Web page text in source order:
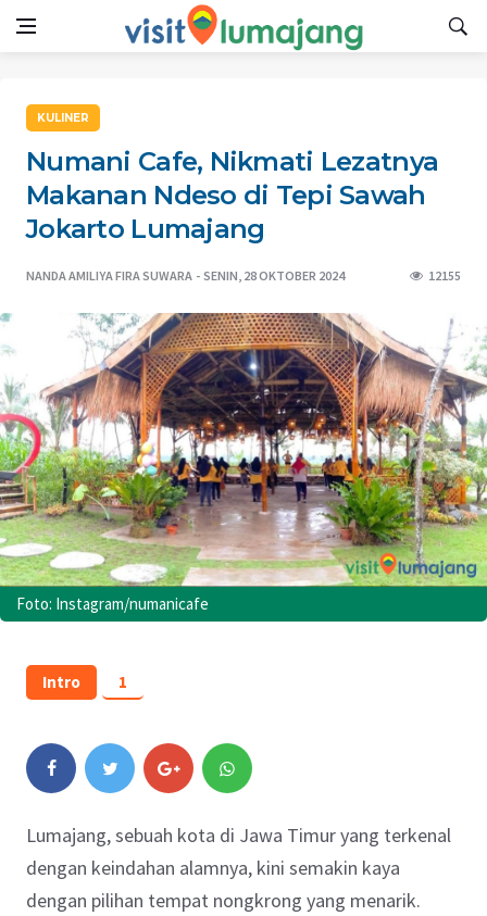
KULINER
Numani Cafe, Nikmati Lezatnya
Makanan Ndeso di Tepi Sawah
Jokarto Lumajang
NANDA AMILIYA FIRA SUWARA SENIN, 28 OKTOBER 2024 12155
Foto: Instagram/numanicafe
Intro 1
Lumajang, sebuah kota di Jawa Timur yang terkenal
dengan keindahan alamnya, kini semakin kaya
dengan pilihan tempat nongkrong yang menarik.